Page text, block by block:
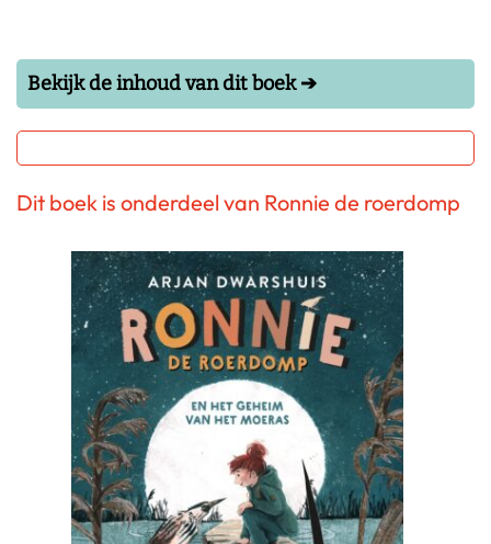
Bekijk de inhoud van dit boek ➔
Dit boek is onderdeel van Ronnie de roerdomp